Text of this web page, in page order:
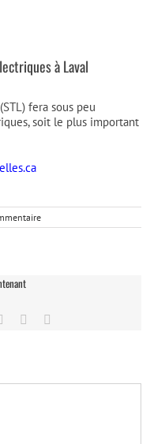
à Laval
fera sous peu
soit le plus important
TumblrPinterest